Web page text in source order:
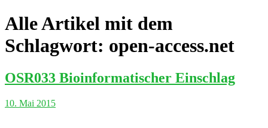
Alle Artikel mit dem
Schlagwort: open-access.net
OSR033 Bioinformatischer Einschlag
10. Mai 2015